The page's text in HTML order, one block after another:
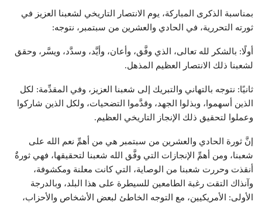
بمناسبة الذكرى المباركة، يوم الانتصار التاريخي لشعبنا العزيز في
ثورته التحررية، في الحادي والعشرين من سبتمبر، نتوجه:
أولًا: بالشكر لله تعالى، الذي وفَّق، وأعان، وأيَّد، وسدَّد، ويسَّر، وحقق
لشعبنا ذلك الانتصار العظيم المذهل.
ثانيًا: نتوجه بالتهاني والتبريك إلى شعبنا العزيز، وفي المقدِّمة: لكل
الذين أسهموا، وبذلوا الجهد، وقدَّموا التضحيات، ولكل الذين شاركوا
وعملوا لتحقيق ذلك الإنجاز التاريخي العظيم.
إنَّ ثورة الحادي والعشرين من سبتمبر هي من أهمِّ نعم الله على
شعبنا، ومن أهمِّ الإنجازات التي وفَّق الله شعبنا لتحقيقها، فهي ثورةٌ
أنقذت وحررت شعبنا من الوصاية، التي كانت معلنة ومكشوفة،
وآنذاك التقت رغبة الطامعين للسيطرة على هذا البلد، وبالدرجة
الأولى: الأمريكيين، مع التوجه الخاطئ لبعض الأشخاص والأحزاب،